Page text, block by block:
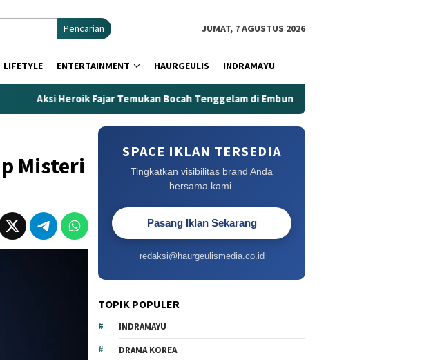
Pencarian JUMAT, 7 AGUSTUS 2026
LIFETYLE ENTERTAINMENT HAURGEULIS INDRAMAYU
Heroik Fajar Temukan Bocah Tenggelam di Embung Kertanegara
Misteri
SPACE IKLAN TERSEDIA
Tingkatkan visibilitas brand Anda
bersama kami.
Pasang Iklan Sekarang
redaksi@haurgeulismedia.co.id
TOPIK POPULER
INDRAMAYU
DRAMA KOREA